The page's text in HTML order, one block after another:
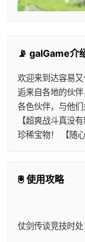
📡 galGame介
欢迎来到达容易
逅来自各地的伙
各色伙伴，与他
【超爽战斗真没
珍稀宝物！ 【随
🖲️ 使用攻略
仗剑传谈竞技时处